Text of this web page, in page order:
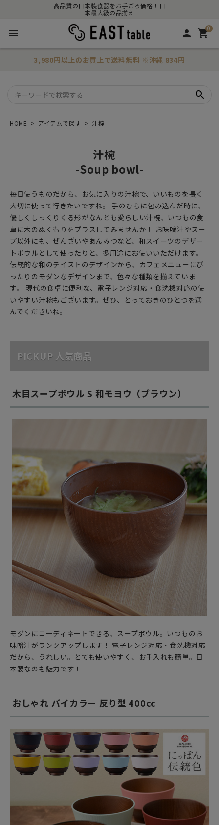
高品質の日本製食器をお手ごろ価格！日
本最大級の品揃え
menu person 0
shopping_cart
3,980円以上のお買上で送料無料 ※沖縄 834円
search
HOME アイテムで探す 汁椀
汁椀
-Soup bowl-
毎日使うものだから、お気に入りの汁椀で、いいものを長く
大切に使って行きたいですね。 手のひらに包み込んだ時に、
優しくしっくりくる形がなんとも愛らしい汁椀、いつもの食
卓に木のぬくもりをプラスしてみませんか！ お味噌汁やスー
プ以外にも、ぜんざいやあんみつなど、和スイーツのデザー
トボウルとして使ったりと、多用途にお使いいただけます。
伝統的な和のテイストのデザインから、カフェメニューにぴ
ったりのモダンなデザインまで、色々な種類を揃えていま
す。 現代の食卓に便利な、電子レンジ対応・食洗機対応の使
いやすい汁椀もございます。ぜひ、とっておきのひとつを選
んでくださいね。
PICKUP 人気商品
木目スープボウル S 和モヨウ（ブラウン）
モダンにコーディネートできる、スープボウル。いつものお
味噌汁がランクアップします！ 電子レンジ対応・食洗機対応
だから、うれしい。とても使いやすく、お手入れも簡単。日
本製なのも魅力です！
おしゃれ バイカラー 反り型 400cc